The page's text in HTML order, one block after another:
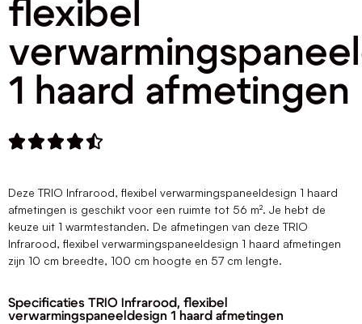
flexibel
1 haard afmetingen

Deze TRIO Infrarood, flexibel verwarmingspaneeldesign 1 haard
afmetingen is geschikt voor een ruimte tot 56 m². Je hebt de
keuze uit 1 warmtestanden. De afmetingen van deze TRIO
Infrarood, flexibel verwarmingspaneeldesign 1 haard afmetingen
zijn 10 cm breedte, 100 cm hoogte en 57 cm lengte.
Specificaties TRIO Infrarood, flexibel
verwarmingspaneeldesign 1 haard afmetingen